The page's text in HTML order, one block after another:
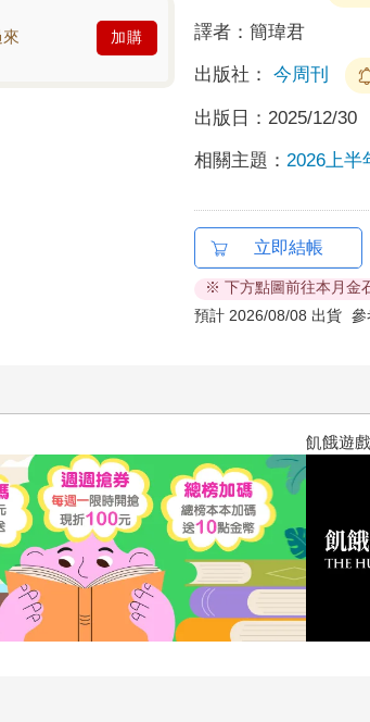
加購 譯者：簡瑋君
出版社： 今周刊
出版日： 2025/12/30
相關主題： 2026上半
立即結帳
※ 下方點圖前往本月金
預計 2026/08/08 出貨
飢餓遊戲前